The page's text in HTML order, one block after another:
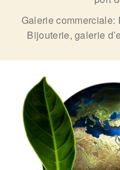
Galerie commerciale:
Bijouterie, galerie